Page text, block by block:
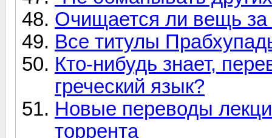
Очищается ли вещь за
Все титулы
Кто-нибудь знает,
греческий язык?
Новые переводы
торрента